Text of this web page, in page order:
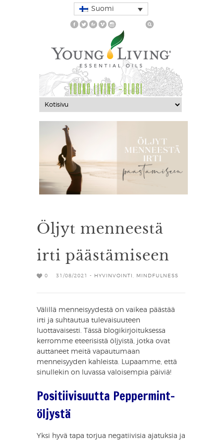
Suomi
YOUNG LIVING -BLOGI
Öljyt menneestä
irti päästämiseen
0 31/08/2021 - HYVINVOINTI MINDFULNESS
Välillä menneisyydestä on vaikea päästää
irti ja suhtautua tulevaisuuteen
luottavaisesti. Tässä blogikirjoituksessa
kerromme eteerisistä öljyistä, jotka ovat
auttaneet meitä vapautumaan
menneisyyden kahleista. Lupaamme, että
sinullekin on luvassa valoisempia päiviä!
Positiivisuutta Peppermint-
öljystä
Yksi hyvä tapa torjua negatiivisia ajatuksia ja